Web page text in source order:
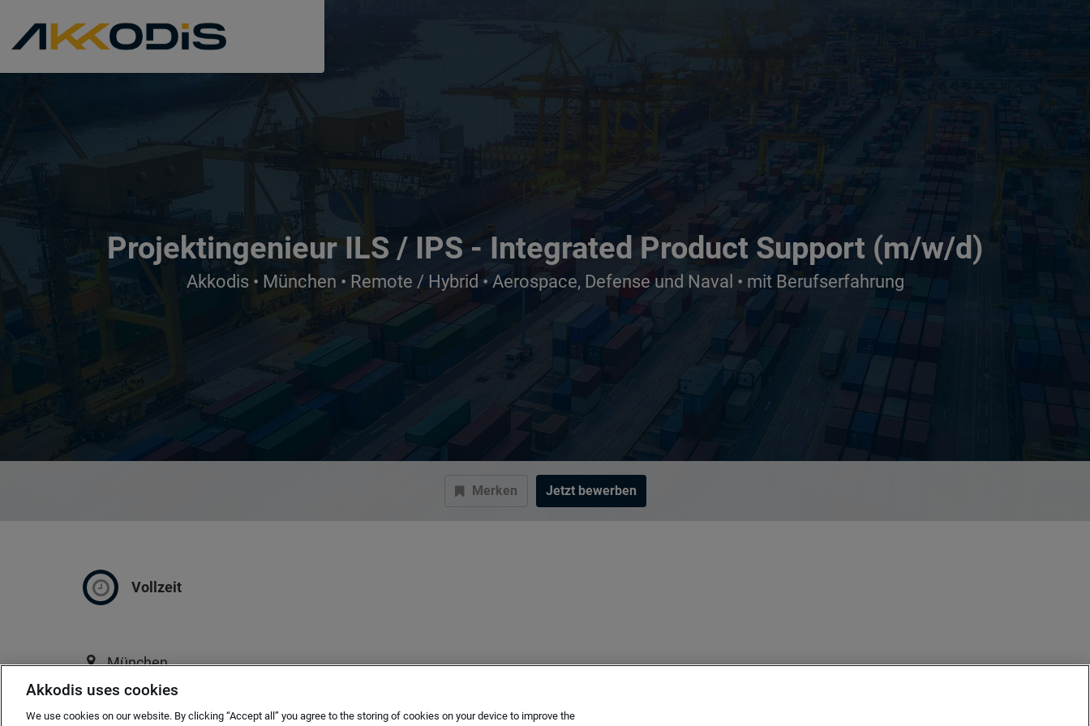
Projektingenieur ILS / IPS - Integrated Product Support (m/w/d)
Akkodis • München • Remote / Hybrid • Aerospace, Defense und Naval • mit Berufserfahrung
Merken Jetzt bewerben
Vollzeit
München
ab sofort
Akkodis uses cookies
We use cookies on our website. By clicking “Accept all” you agree to the storing of cookies on your device to improve the